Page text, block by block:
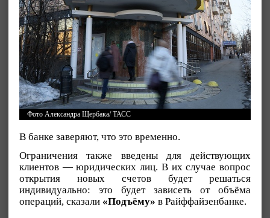
Фото Александра Щербака/ ТАСС
В банке заверяют, что это временно.
Ограничения также введены для действующих
клиентов — юридических лиц. В их случае вопрос
открытия новых счетов будет решаться
индивидуально: это будет зависеть от объёма
операций, сказали «Подъёму» в Райффайзенбанке.